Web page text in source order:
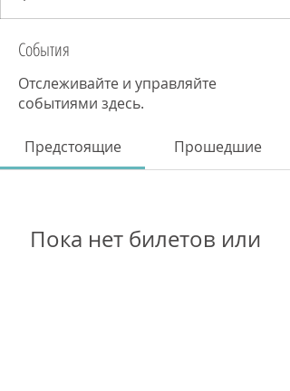
События
Отслеживайте и управляйте
событиями здесь.
Предстоящие Прошедшие
Пока нет билетов или